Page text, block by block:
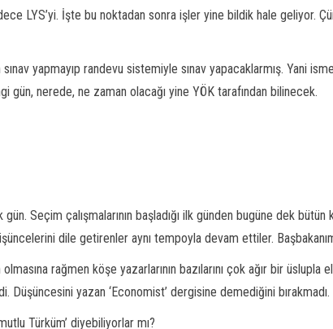
LYS’yi. İşte bu noktadan sonra işler yine bildik hale geliyor.
yapmayıp randevu sistemiyle sınav yapacaklarmış. Yani
gün, nerede, ne zaman olacağı yine YÖK tarafından bilinecek.
Seçim çalışmalarının başladığı ilk günden bugüne dek bütün
dile getirenler aynı tempoyla devam ettiler.
rağmen köşe yazarlarının bazılarını çok ağır bir üslupla
Düşüncesini yazan ‘Economist’ dergisine demediğini bırakmadı.
Türküm’ diyebiliyorlar mı?